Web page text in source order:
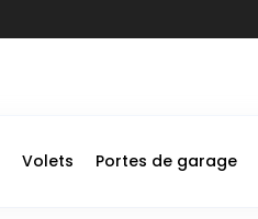
Volets Portes de garage